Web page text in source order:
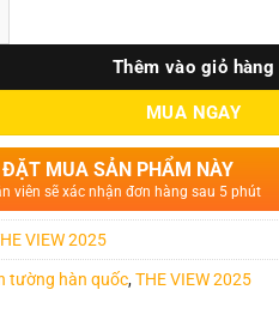
Thêm vào giỏ hàng
MUA NGAY
ĐẶT MUA SẢN PHẨM NÀY
viên sẽ xác nhận đơn hàng sau 5 phút
VIEW 2025
tường hàn quốc,THE VIEW 2025